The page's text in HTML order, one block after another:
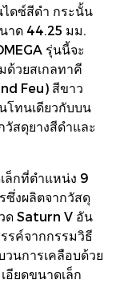
ดซ์สีดำ กระนั้น
าด 44.25 มม.
รุ่นนี้จะ
ด้วยสเกลทาคี
Feu) สีขาว
โทนเดียวกับบน
สดุยางสีดำและ
ล็กที่ตำแหน่ง 9
ซึ่งผลิตจากวัสดุ
ด Saturn V อัน
รค์จากกรรมวิธี
นการเคลือบด้วย
อียดขนาดเล็ก